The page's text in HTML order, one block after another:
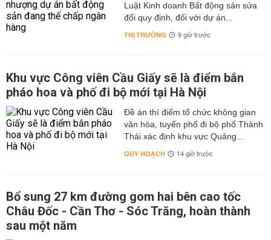
Luật Kinh doanh Bất động sản sửa
đổi quy định, đối với dự án...
THỊ TRƯỜNG 9 giờ trước
Khu vực Công viên Cầu Giấy sẽ là điểm bắn
pháo hoa và phố đi bộ mới tại Hà Nội
Đề án thí điểm tổ chức không gian
văn hóa, tuyến phố đi bộ phố Thành
Thái xác định khu vực Quảng...
QUY HOẠCH 14 giờ trước
Bổ sung 27 km đường gom hai bên cao tốc
Châu Đốc - Cần Thơ - Sóc Trăng, hoàn thành
sau một năm